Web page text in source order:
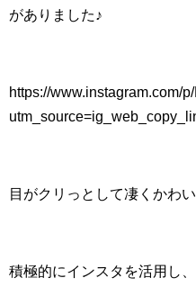
がありました♪
https://www.instagram.com/
目がクリっとして凄くかわ
積極的にインスタを活用し